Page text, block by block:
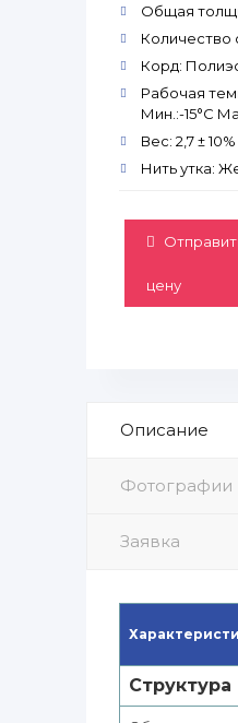
Общая
Количество
Корд:
Рабочая
Мин.:-15°С
Вес: 2,7 ±
Нить утка:
цену
Описание
Фотографии
Заявка
Структура